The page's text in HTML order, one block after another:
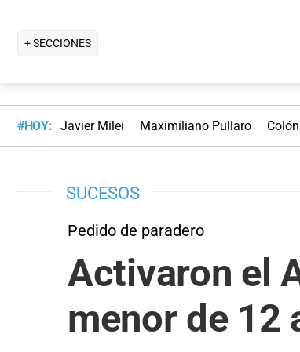
+ SECCIONES
#HOY: Javier Milei Maximiliano Pullaro Colón
SUCESOS
Pedido de paradero
Activaron el
menor de 12